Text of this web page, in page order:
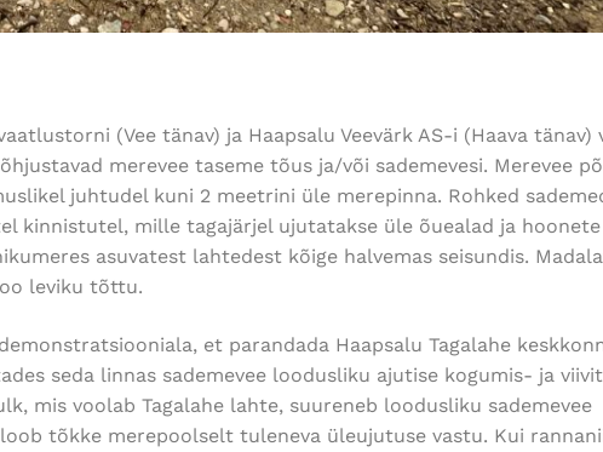
(Vee tänav) ja Haapsalu Veevärk AS-i (Haava tänav)
merevee taseme tõus ja/või sademevesi. Merevee
juhtudel kuni 2 meetrini üle merepinna. Rohked
kinnistutel, mille tagajärjel ujutatakse üle õuealad ja
asuvatest lahtedest kõige halvemas seisundis.
leviku tõttu.
et parandada Haapsalu Tagalahe
seda linnas sademevee loodusliku ajutise kogumis- ja
mis voolab Tagalahe lahte, suureneb loodusliku sademevee
tõkke merepoolselt tuleneva üleujutuse vastu. Kui